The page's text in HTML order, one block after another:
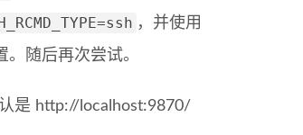
，并使用
随后再次尝试。
是 http://localhost:9870/